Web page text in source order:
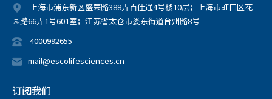
上海市浦东新区盛荣路388弄百佳通4号楼10层；上海市虹口区花
园路66弄1号601室；江苏省太仓市娄东街道台州路8号
4000992655
mail@escolifesciences.cn
订阅我们